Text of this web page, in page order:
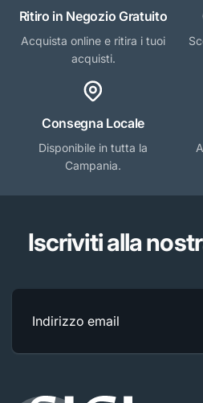
Ritiro in Negozio Gratuito
Acquista online e ritira i tuoi
acquisti.
Consegna Locale
Disponibile in tutta la
Campania.
Iscriviti alla
Indirizzo